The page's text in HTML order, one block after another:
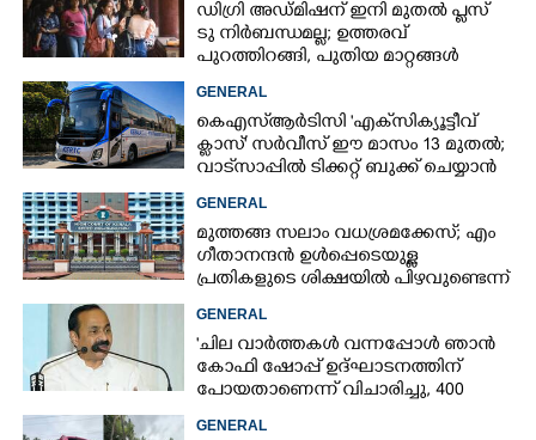
ഡിഗ്രി അഡ്മിഷന് ഇനി മുതൽ പ്ലസ്
ടു നിർബന്ധമല്ല; ഉത്തരവ്
പുറത്തിറങ്ങി, പുതിയ മാറ്റങ്ങൾ
അറിയാം
GENERAL
കെഎസ്‌ആർടിസി 'എക്‌സിക്യൂട്ടീവ്
ക്ളാസ്' സർവീസ് ഈ മാസം 13 മുതൽ;
വാട്‌സാപ്പിൽ ടിക്കറ്റ് ബുക്ക് ചെയ്യാൻ
9447071021
GENERAL
മുത്തങ്ങ സലാം വധശ്രമക്കേസ്; എം
ഗീതാനന്ദൻ ഉൾപ്പെടെയുള്ള
പ്രതികളുടെ ശിക്ഷയിൽ പിഴവുണ്ടെന്ന്
ഹൈക്കോടതി
GENERAL
'ചില വാർത്തകൾ വന്നപ്പോൾ ഞാൻ
കോഫി ഷോപ്പ് ഉദ്ഘാടനത്തിന്
പോയതാണെന്ന് വിചാരിച്ചു, 400
കോടിയുടെ പ്രോജക്ടാണ് അത്'
GENERAL